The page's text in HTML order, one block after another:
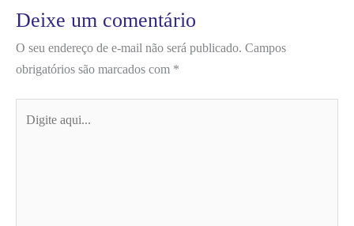
Deixe um comentário
O seu endereço de e-mail não será publicado. Campos
obrigatórios são marcados com *
aqui...